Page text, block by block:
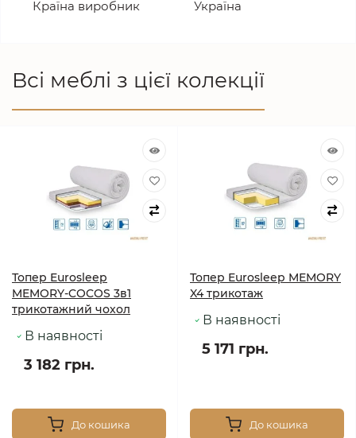
Країна виробник Україна
Всі меблі з цієї колекції
Топер Eurosleep
MEMORY-COCOS 3в1
трикотажний чохол
В наявності
3 182 грн.
До кошика
Топер Eurosleep MEMORY
X4 трикотаж
В наявності
5 171 грн.
До кошика